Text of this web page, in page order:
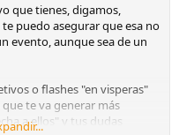
que tienes, digamos,
puedo asegurar que esa no
evento, aunque sea de un
o flashes "en visperas"
te va generar más
a ellos" y tus dudas